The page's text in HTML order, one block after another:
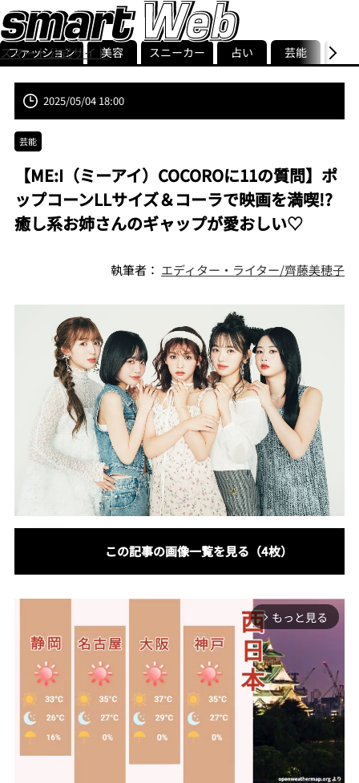
スマート公式サイト
smart最新号
記事一覧ランキング
ストリ
ファッション 美容 スニーカー 占い 芸能 グル
2025/05/04 18:00
芸能
【ME:I（ミーアイ）COCOROに11の質問】ポ
ップコーンLLサイズ＆コーラで映画を満喫!?
癒し系お姉さんのギャップが愛おしい♡
執筆者： エディター・ライター/齊藤美穂子
この記事の画像一覧を見る（4枚）
arrow_forward_ios もっと見る